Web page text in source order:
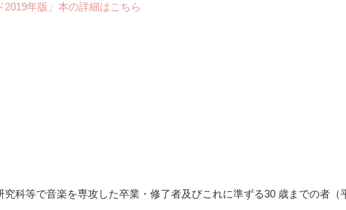
2019年版」本の詳細はこちら
科等で音楽を専攻した卒業・修了者及びこれに準ずる30 歳までの者（